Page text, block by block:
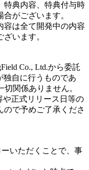
特典内容、特典付与時
がございます。
容は全て開発中の内容
います。
Co., Ltd.から委託
独自に行うものであ
切関係ありません。
や正式リリース日等の
ので予めご了承くださ
ーいただくことで、事